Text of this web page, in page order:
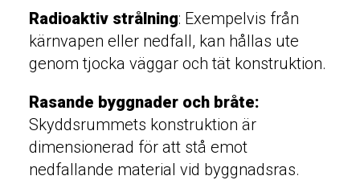
Radioaktiv strålning: Exempelvis från
kärnvapen eller nedfall, kan hållas ute
genom tjocka väggar och tät konstruktion.
Rasande byggnader och bråte:
Skyddsrummets konstruktion är
dimensionerad för att stå emot
nedfallande material vid byggnadsras.